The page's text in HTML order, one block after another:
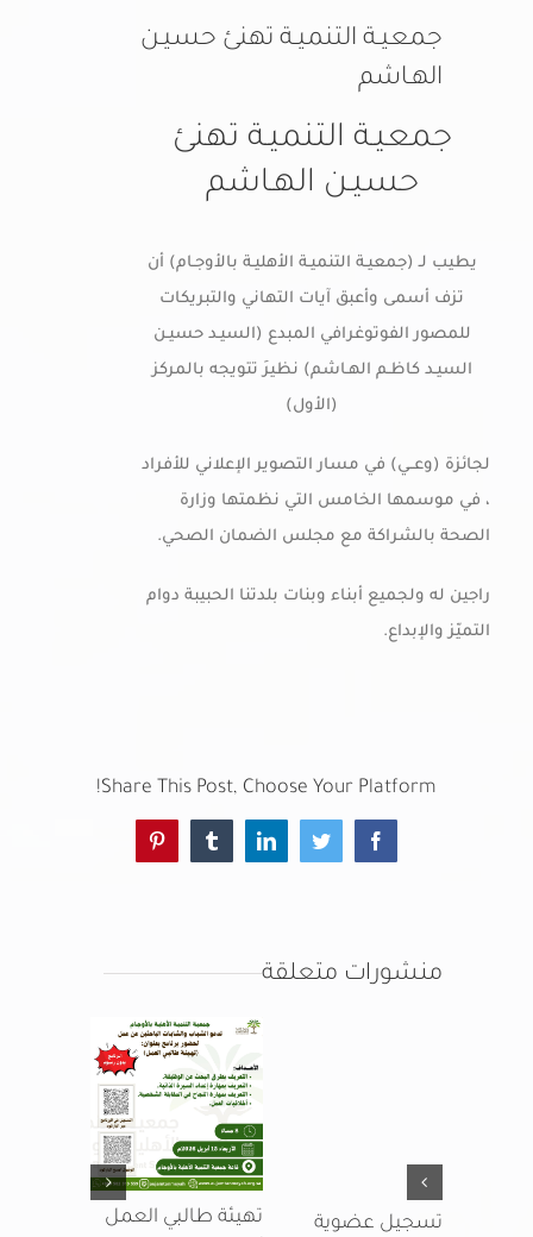
جمعيـة التنميـة تهنئ حسيـن
الهـاشم
جمعيـة التنميـة تهنئ
حسيـن الهـاشم
يطيب لـ (جمعيـة التنميـة الأهليـة بالأوجـام) أن
تزف أسمى وأعبق آيات التهاني والتبريكات
للمصور الفوتوغرافي المبدع (السيـد حسيـن
السيـد كاظـم الهـاشم) نظيرَ تتويجه بالمركز
(الأول)
لجائزة (وعــي) في مسار التصوير الإعلاني للأفراد
، في موسمها الخامس التي نظمتها وزارة
الصحة بالشراكة مع مجلس الضمان الصحي.
راجين له ولجميع أبناء وبنات بلدتنا الحبيبة دوام
التميّز والإبداع.
Share This Post, Choose Your Platform!
Facebook
Twitter
LinkedIn
Tumblr
Pinterest
منشورات متعلقة
تسجيل عضوية
تهيئة طالبي العمل